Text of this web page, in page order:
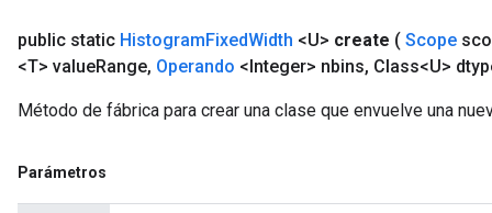
public static HistogramFixedWidth <U> create ( Scope
<T> valueRange, Operando <Integer> nbins, Class<U>
Método de fábrica para crear una clase que envuelve una
Parámetros